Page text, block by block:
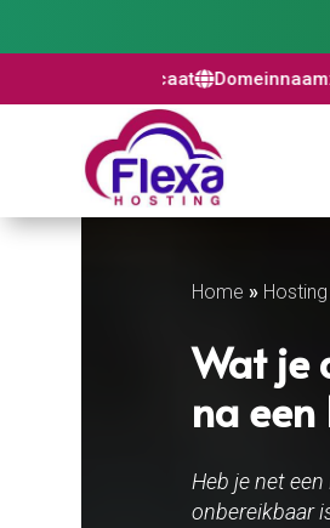
Domeinnaam: €8,99 p/jaar
Home » Hosting
Wat je
na
Heb je net
onbereikbaar